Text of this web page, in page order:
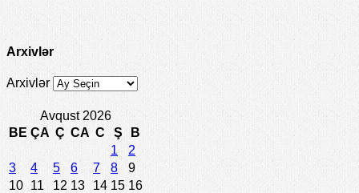
Arxivlər
Arxivlər
Avqust 2026
BE ÇA Ç CA C Ş
B
1
2
3
4 5 6 7 8
9
10 11 12 13 14 15 16